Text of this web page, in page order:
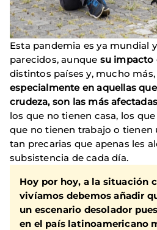
Esta pandemia es ya mundial
parecidos, aunque su impacto
distintos países y, mucho
especialmente en aquellas
crudeza, son las más
los que no tienen casa, los
que no tienen trabajo o tienen
tan precarias que apenas les
subsistencia de cada día.
Hoy por hoy, a la situación
vivíamos debemos añadir
un escenario desolador
en el país latinoamericano